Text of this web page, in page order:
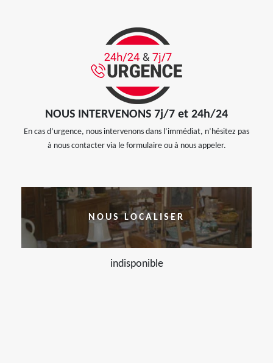
NOUS INTERVENONS 7j/7 et 24h/24
En cas d’urgence, nous intervenons dans l’immédiat, n’hésitez pas
à nous contacter via le formulaire ou à nous appeler.
NOUS LOCALISER
indisponible